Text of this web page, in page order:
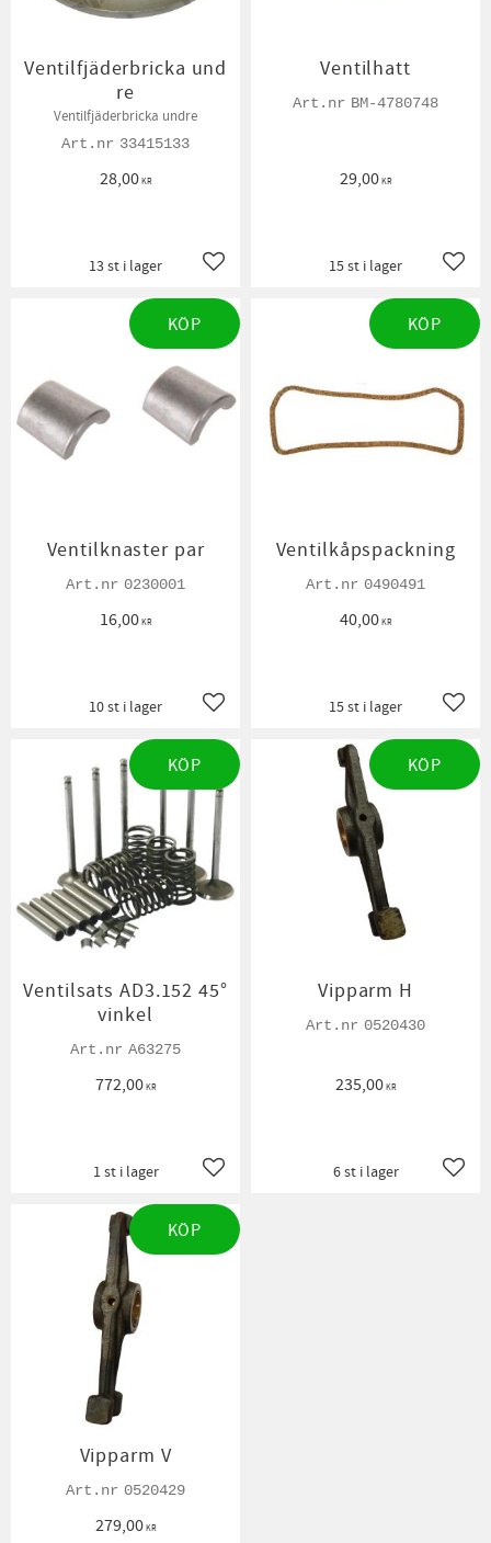
Ventilfjäderbricka und
re
Ventilfjäderbricka undre
33415133
28,00KR
Lägg till i favoriter
13 st i lager
Ventilhatt
BM-4780748
29,00KR
15 st i lager
Ventilknaster par
0230001
16,00KR
Lägg till i favoriter
10 st i lager
KÖP
Ventilkåpspackning
0490491
40,00KR
15 st i lager
KÖP
Ventilsats AD3.152 45°
vinkel
A63275
772,00KR
Lägg till i favoriter
1 st i lager
KÖP
Vipparm H
0520430
235,00KR
6 st i lager
KÖP
Vipparm V
0520429
279,00KR
KÖP